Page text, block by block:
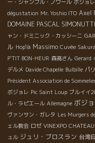
ー・シャンブル・ノワール ボジョ
dégustation Mr. Yoshio ITO Axel
DOMAINE PASCAL SIMONUTTI
ャン・ドミニック・カッシーニ
ル Hop'là Massimo Cuvée
P'TIT BON-HEUR 森高さん Gerard
デルメ Davide Chapelle Bulbille パ
Président Association de
ボジョレ Pic Saint Loup ブルイイ
ル・ラピエール Allemagne ボジ
ヴァンサン・ガレタ Les Murgers
ェル教会 ロゼ VINEXPO
ュル ジュリ・ブロスラン 台湾